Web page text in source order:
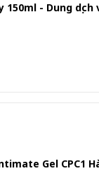
150ml - Dung dịch
Gel CPC1